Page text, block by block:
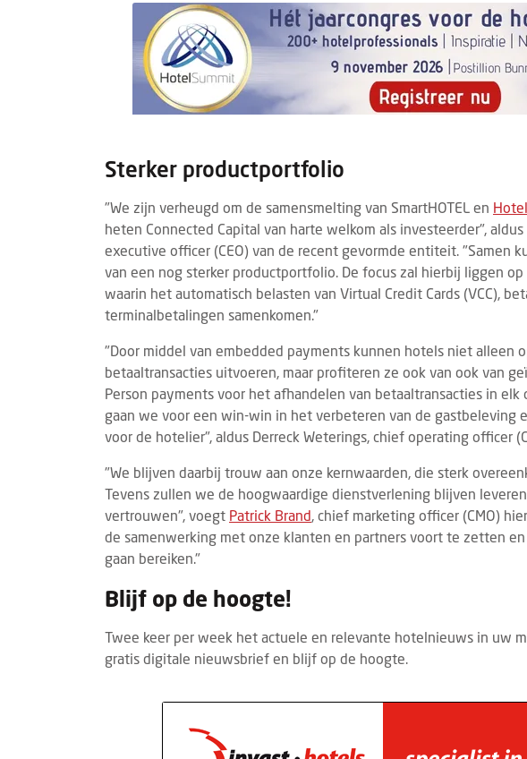
Sterker productportfolio
"We zijn verheugd om de samensmelting van SmartHOTEL en
heten Connected Capital van harte welkom als investeerder",
executive officer (CEO) van de recent gevormde entiteit. "Samen
van een nog sterker productportfolio. De focus zal hierbij liggen
waarin het automatisch belasten van Virtual Credit Cards (VCC),
terminalbetalingen samenkomen."
"Door middel van embedded payments kunnen hotels niet alleen
betaaltransacties uitvoeren, maar profiteren ze ook van ook van
Person payments voor het afhandelen van betaaltransacties in
gaan we voor een win-win in het verbeteren van de gastbeleving
voor de hotelier", aldus Derreck Weterings, chief operating officer
"We blijven daarbij trouw aan onze kernwaarden, die sterk
Tevens zullen we de hoogwaardige dienstverlening blijven
vertrouwen", voegt Patrick Brand, chief marketing officer (CMO)
de samenwerking met onze klanten en partners voort te zetten
gaan bereiken."
Blijf op de hoogte!
Twee keer per week het actuele en relevante hotelnieuws in uw
gratis digitale nieuwsbrief en blijf op de hoogte.